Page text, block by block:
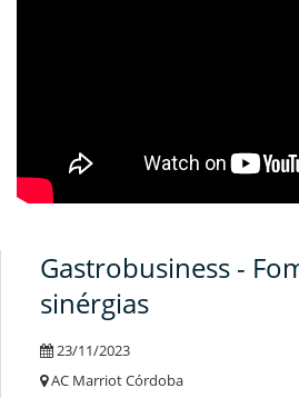
Gastrobusiness -
sinérgias
23/11/2023
AC Marriot Córdoba